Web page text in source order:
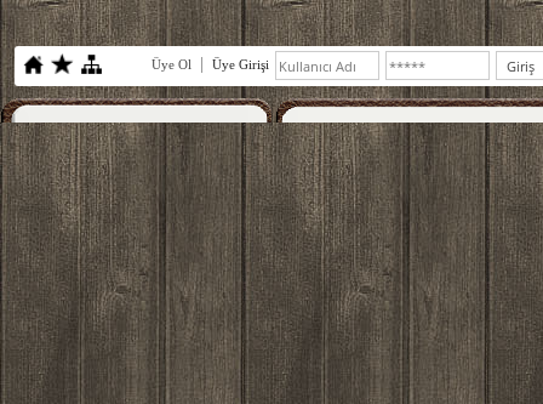
Üye Ol Üye Girişi